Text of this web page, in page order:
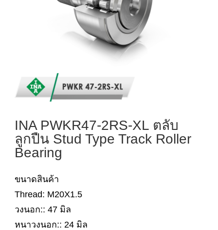
INA PWKR47-2RS-XL ตลับ
ลูกปืน Stud Type Track Roller
Bearing
ขนาดสินค้า
Thread: M20X1.5
วงนอก:: 47 มิล
หนาวงนอก:: 24 มิล